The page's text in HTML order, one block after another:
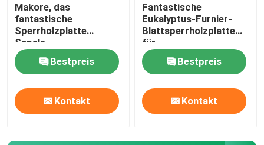
Makore, das
fantastische
Sperrholzplatte
Sapele-
Mahagonibaum-
Sperrholz furnieren,
fertigte besonders an
Bestpreis
Kontakt
Fantastische
Eukalyptus-Furnier-
Blattsperrholzplatte
für
Kabinette/
Möbel
Bestpreis
Kontakt